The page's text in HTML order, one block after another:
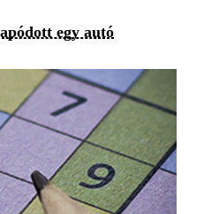
egy autó